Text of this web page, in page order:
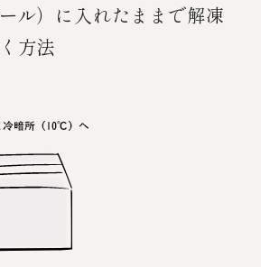
ル）に入れたままで解凍
方法